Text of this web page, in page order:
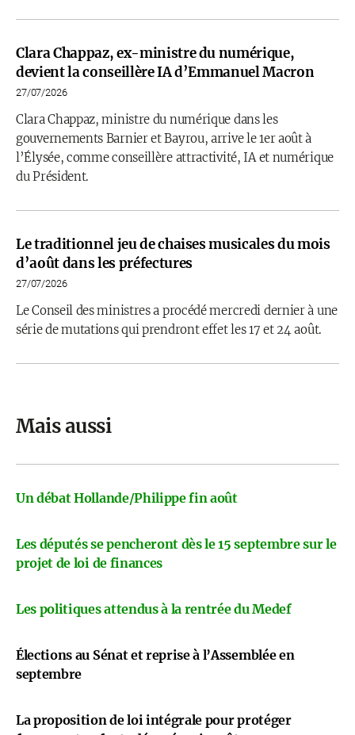
Clara Chappaz, ex-ministre du numérique,
devient la conseillère IA d’Emmanuel Macron
27/07/2026
Clara Chappaz, ministre du numérique dans les
gouvernements Barnier et Bayrou, arrive le 1er août à
l’Élysée, comme conseillère attractivité, IA et numérique
du Président.
Le traditionnel jeu de chaises musicales du mois
d’août dans les préfectures
27/07/2026
Le Conseil des ministres a procédé mercredi dernier à une
série de mutations qui prendront effet les 17 et 24 août.
Mais aussi
Un débat Hollande/Philippe fin août
Les députés se pencheront dès le 15 septembre sur le
projet de loi de finances
Les politiques attendus à la rentrée du Medef
Élections au Sénat et reprise à l’Assemblée en
septembre
La proposition de loi intégrale pour protéger